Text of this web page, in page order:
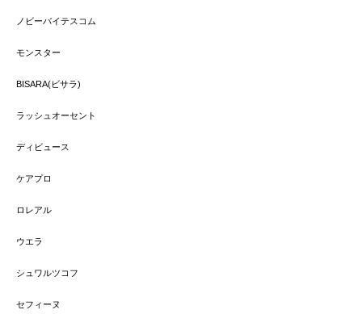
ノビーバイテスコム
モンスター
BISARA(ビサラ)
ラッシュオーセント
ディビュース
ケアプロ
ロレアル
ウエラ
シュワルツコフ
セフィーヌ